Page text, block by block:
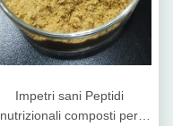
Impetri sani Peptidi
nutrizionali composti per